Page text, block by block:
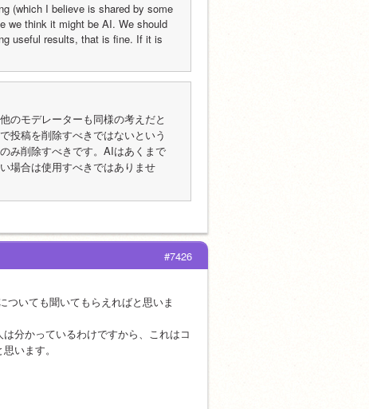
(which I believe is shared by some
we think it might be AI. We should
useful results, that is fine. If it is
のモデレーターも同様の考えだと
投稿を削除すべきではないという
み削除すべきです。AIはあくまで
場合は使用すべきではありませ
#7426
ついても聞いてもらえればと思いま
分かっているわけですから、これはコ
います。